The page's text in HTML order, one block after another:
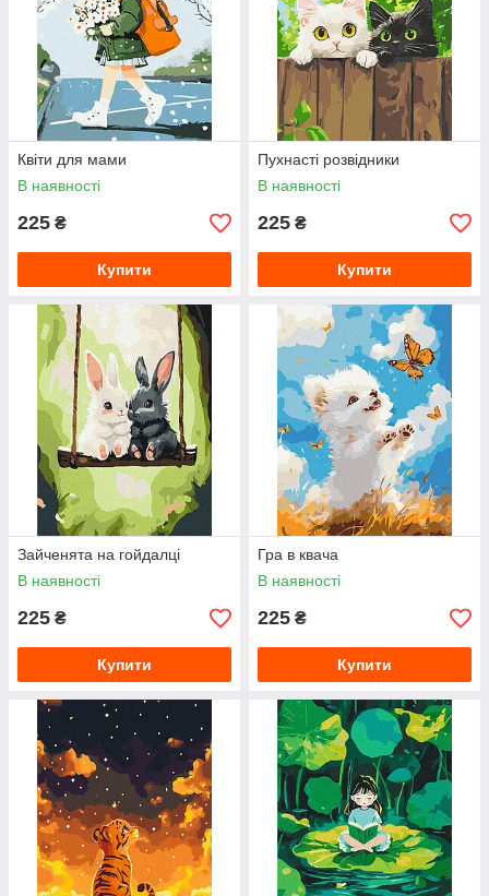
Квіти для мами
В наявності
225 ₴
Купити
Пухнасті розвідники
В наявності
225 ₴
Купити
Зайченята на гойдалці
В наявності
225 ₴
Купити
Гра в квача
В наявності
225 ₴
Купити